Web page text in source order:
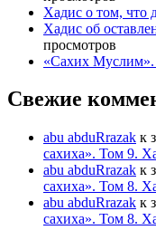
Хадис о том, что
Хадис об
просмотров
«Сахих
Свежие
abu abduRrazak к
сахиха». Том 9.
abu abduRrazak к
сахиха». Том 8.
abu abduRrazak к
сахиха». Том 8.